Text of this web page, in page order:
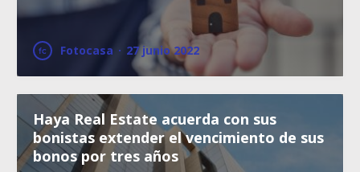
Fotocasa · 27 junio 2022
Haya Real Estate acuerda con sus
bonistas extender el vencimiento de sus
bonos por tres años